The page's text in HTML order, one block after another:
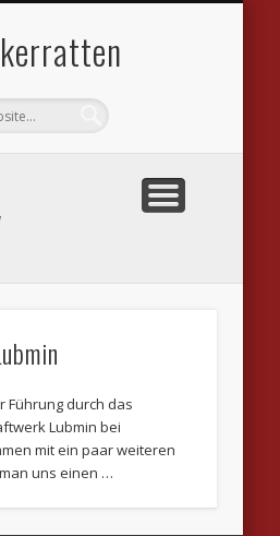
Führung durch das
Lubmin bei
mit ein paar weiteren
uns einen …